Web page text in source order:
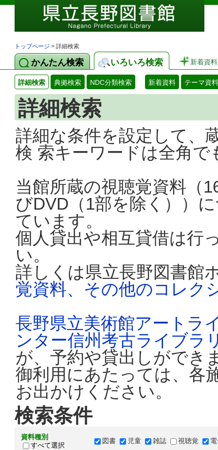
トップページ > 詳細検索
かんたん検索 いろいろ検索 新着資料
詳細検索 典拠検索 NDC分類検索 新着資料 テーマ資料
詳細検索
詳細な条件を設定して、
検 索キーワードは全角
当館所蔵の視聴覚資料（
びDVD（1部を除く））
ています。
個人貸出や相互貸借は行
い。
詳しくは県立長野図書館
覚資料、その他のコレク
長野県立美術館アートラ
ンター信州考古ライブラ
が、予約や貸出しができ
御利用にあたっては、各
お出かけください。
検索条件
資料種別
すべて選択
図書 児童 雑誌 視聴覚